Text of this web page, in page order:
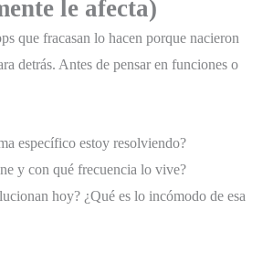
le afecta)
que fracasan lo hacen porque nacieron
detrás. Antes de pensar en funciones o
específico estoy resolviendo?
y con qué frecuencia lo vive?
hoy? ¿Qué es lo incómodo de esa